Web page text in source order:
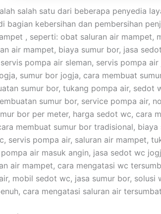
salah satu dari beberapa penyedia
bagian kebersihan dan pembersihan
, seperti: obat saluran air mampet,
air mampet, biaya sumur bor, jasa
pompa air sleman, servis pompa
sumur bor jogja, cara membuat
sumur bor, tukang pompa air, sedot
sumur bor, service pompa air,
bor per meter, harga sedot wc, cara
membuat sumur bor tradisional, biaya
servis pompa air, saluran air mampet,
air masuk angin, jasa sedot wc
air mampet, cara mengatasi wc
mobil sedot wc, jasa sumur bor, solusi
cara mengatasi saluran air